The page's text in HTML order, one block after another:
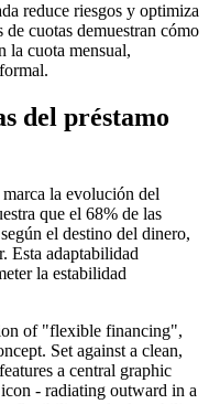
reduce riesgos y optimiza
cuotas demuestran cómo
la cuota mensual,
del préstamo
la evolución del
que el 68% de las
según el destino del dinero,
Esta adaptabilidad
la estabilidad